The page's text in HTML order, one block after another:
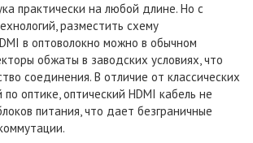
практически на любой длине. Но с
разместить схему
в оптоволокно можно в обычном
обжаты в заводских условиях, что
соединения. В отличие от классических
оптике, оптический HDMI кабель не
питания, что дает безграничные